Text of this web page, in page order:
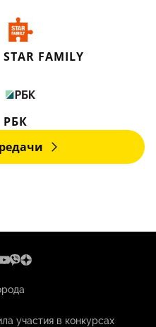
STAR FAMILY
РБК
участия в конкурсах